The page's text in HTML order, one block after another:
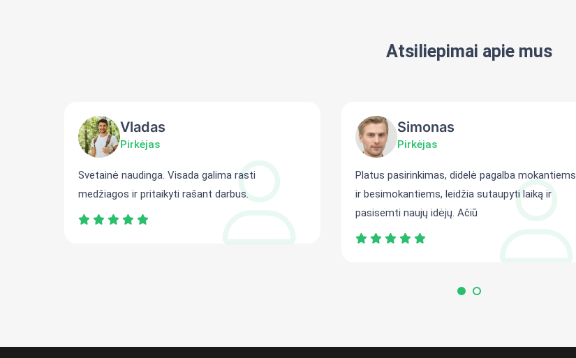
Atsiliepimai apie mus
Vladas
Pirkėjas
Svetainė naudinga. Visada galima rasti
medžiagos ir pritaikyti rašant darbus.
Simonas
Pirkėjas
Platus pasirinkimas, didelė pagalba mokantiems
ir besimokantiems, leidžia sutaupyti laiką ir
pasisemti naujų idėjų. Ačiū